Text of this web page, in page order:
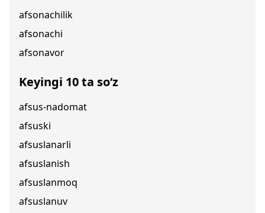
afsonachilik
afsonachi
afsonavor
Keyingi 10 ta so‘z
afsus-nadomat
afsuski
afsuslanarli
afsuslanish
afsuslanmoq
afsuslanuv